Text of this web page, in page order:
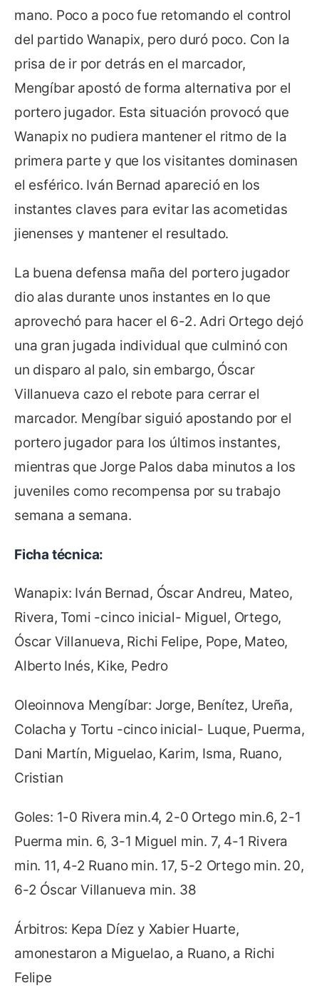
mano. Poco a poco fue retomando el control
del partido Wanapix, pero duró poco. Con la
prisa de ir por detrás en el marcador,
Mengíbar apostó de forma alternativa por el
portero jugador. Esta situación provocó que
Wanapix no pudiera mantener el ritmo de la
primera parte y que los visitantes dominasen
el esférico. Iván Bernad apareció en los
instantes claves para evitar las acometidas
jienenses y mantener el resultado.
La buena defensa maña del portero jugador
dio alas durante unos instantes en lo que
aprovechó para hacer el 6-2. Adri Ortego dejó
una gran jugada individual que culminó con
un disparo al palo, sin embargo, Óscar
Villanueva cazo el rebote para cerrar el
marcador. Mengíbar siguió apostando por el
portero jugador para los últimos instantes,
mientras que Jorge Palos daba minutos a los
juveniles como recompensa por su trabajo
semana a semana.
Ficha técnica:
Wanapix: Iván Bernad, Óscar Andreu, Mateo,
Rivera, Tomi -cinco inicial- Miguel, Ortego,
Óscar Villanueva, Richi Felipe, Pope, Mateo,
Alberto Inés, Kike, Pedro
Oleoinnova Mengíbar: Jorge, Benítez, Ureña,
Colacha y Tortu -cinco inicial- Luque, Puerma,
Dani Martín, Miguelao, Karim, Isma, Ruano,
Cristian
Goles: 1-0 Rivera min.4, 2-0 Ortego min.6, 2-1
Puerma min. 6, 3-1 Miguel min. 7, 4-1 Rivera
min. 11, 4-2 Ruano min. 17, 5-2 Ortego min. 20,
6-2 Óscar Villanueva min. 38
Árbitros: Kepa Díez y Xabier Huarte,
amonestaron a Miguelao, a Ruano, a Richi
Felipe